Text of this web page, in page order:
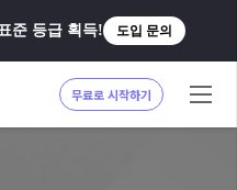
준 등급 획득! 도입 문의
무료로 시작하기